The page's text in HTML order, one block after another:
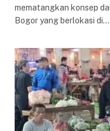
mematangkan konsep
Bogor yang berlokasi di…